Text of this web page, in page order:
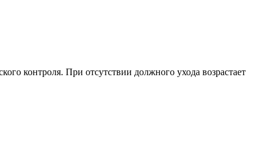
контроля. При отсутствии должного ухода возрастает